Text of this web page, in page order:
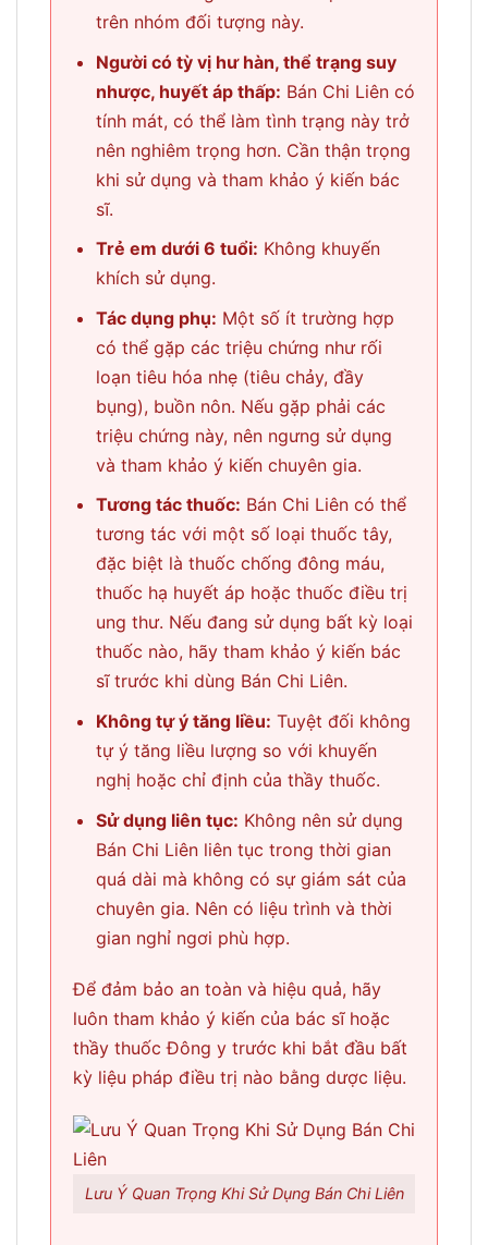
trên nhóm đối tượng này.
Người có tỳ vị hư hàn, thể trạng suy
nhược, huyết áp thấp: Bán Chi Liên có
tính mát, có thể làm tình trạng này trở
nên nghiêm trọng hơn. Cần thận trọng
khi sử dụng và tham khảo ý kiến bác
sĩ.
Trẻ em dưới 6 tuổi: Không khuyến
khích sử dụng.
Tác dụng phụ: Một số ít trường hợp
có thể gặp các triệu chứng như rối
loạn tiêu hóa nhẹ (tiêu chảy, đầy
bụng), buồn nôn. Nếu gặp phải các
triệu chứng này, nên ngưng sử dụng
và tham khảo ý kiến chuyên gia.
Tương tác thuốc: Bán Chi Liên có thể
tương tác với một số loại thuốc tây,
đặc biệt là thuốc chống đông máu,
thuốc hạ huyết áp hoặc thuốc điều trị
ung thư. Nếu đang sử dụng bất kỳ loại
thuốc nào, hãy tham khảo ý kiến bác
sĩ trước khi dùng Bán Chi Liên.
Không tự ý tăng liều: Tuyệt đối không
tự ý tăng liều lượng so với khuyến
nghị hoặc chỉ định của thầy thuốc.
Sử dụng liên tục: Không nên sử dụng
Bán Chi Liên liên tục trong thời gian
quá dài mà không có sự giám sát của
chuyên gia. Nên có liệu trình và thời
gian nghỉ ngơi phù hợp.
Để đảm bảo an toàn và hiệu quả, hãy
luôn tham khảo ý kiến của bác sĩ hoặc
thầy thuốc Đông y trước khi bắt đầu bất
kỳ liệu pháp điều trị nào bằng dược liệu.
Lưu Ý Quan Trọng Khi Sử Dụng Bán Chi Liên